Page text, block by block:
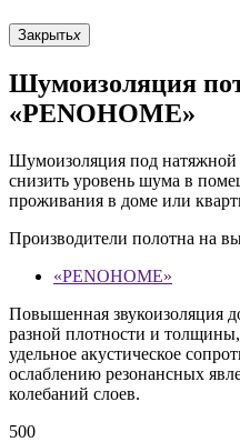
Закрытьx
Шумоизоляция
«PENOHOME»
Шумоизоляция под натяжной
снизить уровень шума в
проживания в доме или
Производители полотна на
«PENOHOME»
Повышенная звукоизоляция
разной плотности и толщины,
удельное акустическое
ослаблению резонансных
колебаний слоев.
500